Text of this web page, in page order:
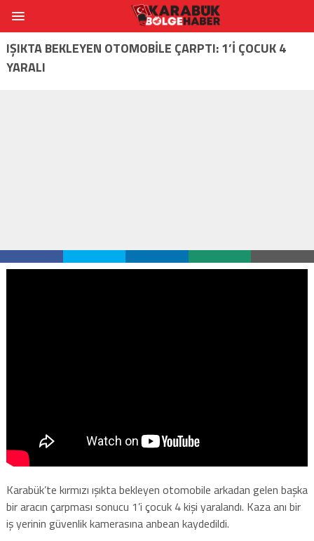
IŞIKTA BEKLEYEN OTOMOBİLE ÇARPTI: 1’İ ÇOCUK 4
YARALI
Karabük’te kırmızı ışıkta bekleyen otomobile arkadan gelen başka
bir aracın çarpması sonucu 1’i çocuk 4 kişi yaralandı. Kaza anı bir
iş yerinin güvenlik kamerasına anbean kaydedildi.